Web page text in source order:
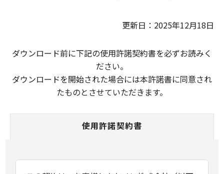
更新日：2025年12月18日
ダウンロード前に下記の使用許諾契約書を必ずお読みく
ださい。
ダウンロードを開始された場合には本許諾書に同意され
たものとさせていただきます。
使用許諾契約書